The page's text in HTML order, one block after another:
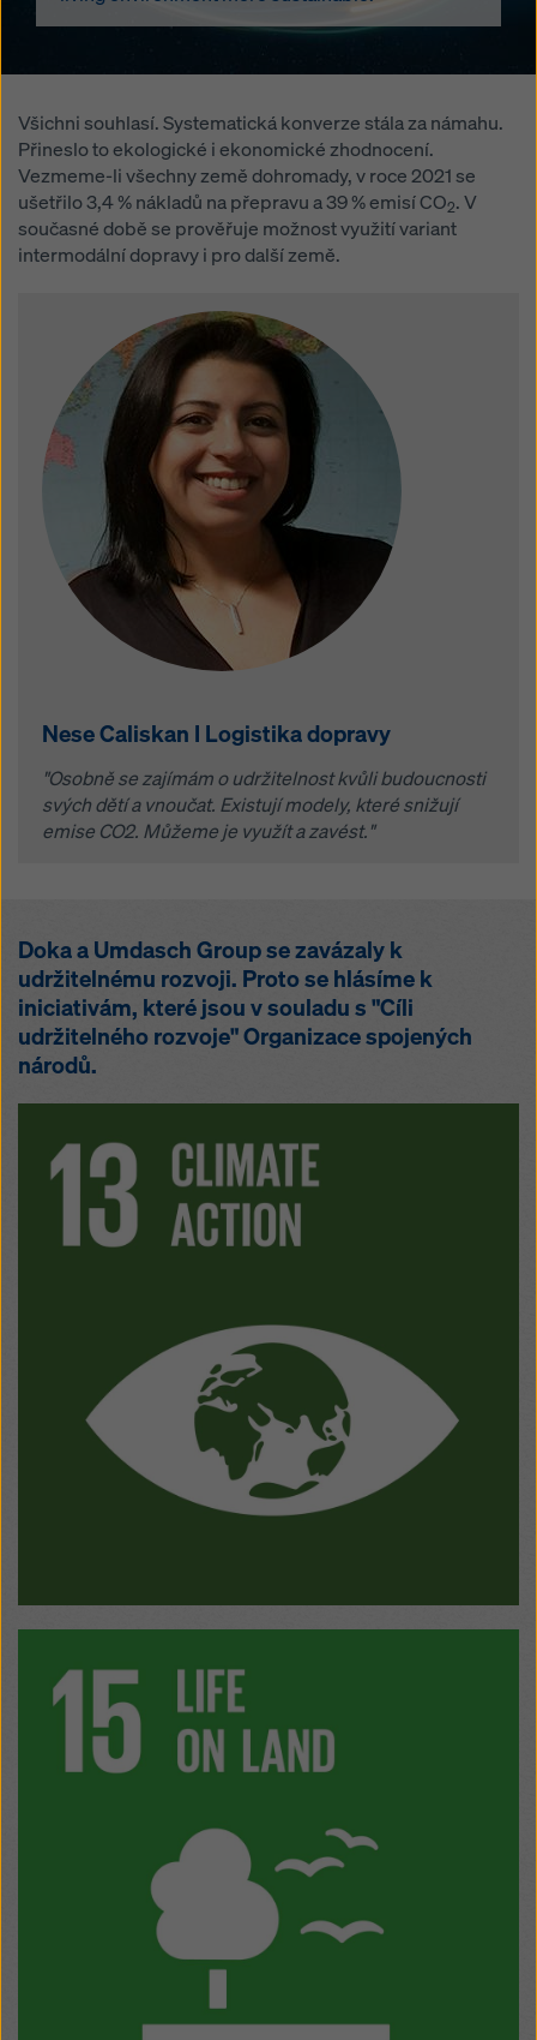
Všichni souhlasí. Systematická konverze stála za námahu.
Přineslo to ekologické i ekonomické zhodnocení.
Vezmeme-li všechny země dohromady, v roce 2021 se
ušetřilo 3,4 % nákladů na přepravu a 39 % emisí CO2. V
současné době se prověřuje možnost využití variant
intermodální dopravy i pro další země.
Nese Caliskan I Logistika dopravy
"Osobně se zajímám o udržitelnost kvůli budoucnosti
svých dětí a vnoučat. Existují modely, které snižují
emise CO2. Můžeme je využít a zavést."
Doka a Umdasch Group se zavázaly k
udržitelnému rozvoji. Proto se hlásíme k
iniciativám, které jsou v souladu s "Cíli
udržitelného rozvoje" Organizace spojených
národů.